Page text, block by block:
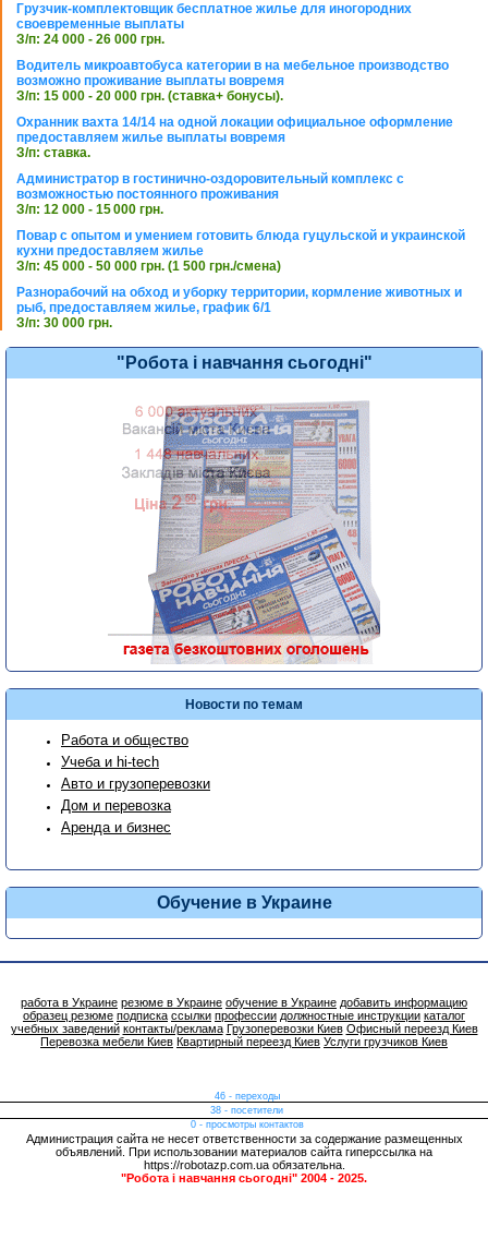
Грузчик-комплектовщик бесплатное жилье для иногородних
своевременные выплаты
З/п: 24 000 - 26 000 грн.
Водитель микроавтобуса категории в на мебельное производство
возможно проживание выплаты вовремя
З/п: 15 000 - 20 000 грн. (ставка+ бонусы).
Охранник вахта 14/14 на одной локации официальное оформление
предоставляем жилье выплаты вовремя
З/п: ставка.
Администратор в гостинично-оздоровительный комплекс с
возможностью постоянного проживания
З/п: 12 000 - 15 000 грн.
Повар с опытом и умением готовить блюда гуцульской и украинской
кухни предоставляем жилье
З/п: 45 000 - 50 000 грн. (1 500 грн./смена)
Разнорабочий на обход и уборку территории, кормление животных и
рыб, предоставляем жилье, график 6/1
З/п: 30 000 грн.
"Робота і навчання сьогодні"
Новости по темам
Работа и общество
Учеба и hi-tech
Авто и грузоперевозки
Дом и перевозка
Аренда и бизнес
Обучение в Украине
работа в Украине резюме в Украине обучение в Украине добавить информацию
образец резюме подписка ссылки профессии должностные инструкции каталог
учебных заведений контакты/реклама Грузоперевозки Киев Офисный переезд Киев
Перевозка мебели Киев Квартирный переезд Киев Услуги грузчиков Киев
46 - переходы
38 - посетители
0 - просмотры контактов
Администрация сайта не несет ответственности за содержание размещенных
объявлений. При использовании материалов сайта гиперссылка на
https://robotazp.com.ua обязательна.
"Робота і навчання сьогодні" 2004 - 2025.